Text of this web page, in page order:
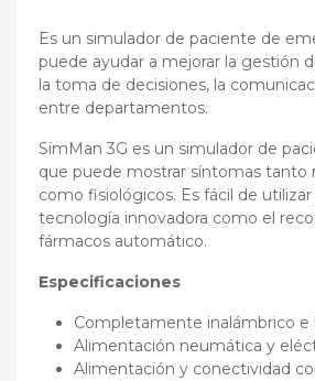
Es un simulador de paciente de
puede ayudar a mejorar la gestión
la toma de decisiones, la
entre departamentos.
SimMan 3G es un simulador de
que puede mostrar síntomas tanto
como fisiológicos. Es fácil de
tecnología innovadora como el
fármacos automático.
Especificaciones
Completamente inalámbrico
Alimentación neumática y
Alimentación y conectividad